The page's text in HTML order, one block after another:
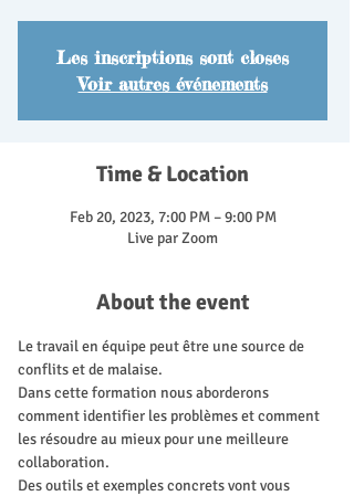
Les inscriptions sont closes
Voir autres événements
Time & Location
Feb 20, 2023, 7:00 PM – 9:00 PM
Live par Zoom
About the event
Le travail en équipe peut être une source de
conflits et de malaise.
Dans cette formation nous aborderons
comment identifier les problèmes et comment
les résoudre au mieux pour une meilleure
collaboration.
Des outils et exemples concrets vont vous